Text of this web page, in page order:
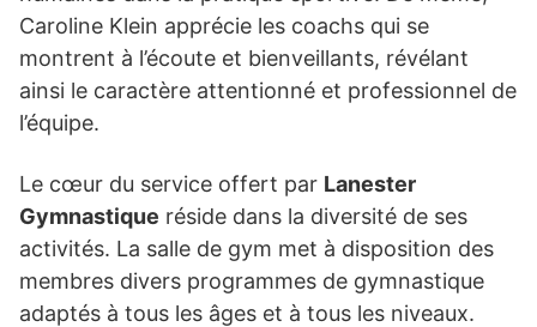
Caroline Klein apprécie les coachs qui se
montrent à l’écoute et bienveillants, révélant
ainsi le caractère attentionné et professionnel de
l’équipe.
Le cœur du service offert par Lanester
Gymnastique réside dans la diversité de ses
activités. La salle de gym met à disposition des
membres divers programmes de gymnastique
adaptés à tous les âges et à tous les niveaux.